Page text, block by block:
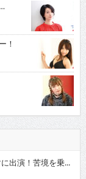
！
出演！苦境を乗...